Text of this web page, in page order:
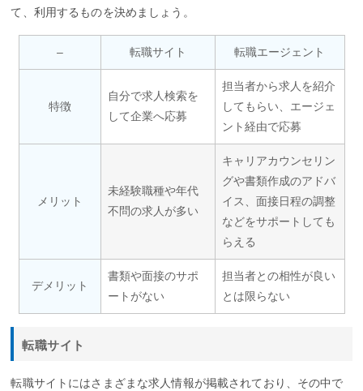
て、利用するものを決めましょう。
– 転職サイト 転職エージェント
特徴
自分で求人検索を
して企業へ応募
担当者から求人を紹介
してもらい、エージェ
ント経由で応募
メリット
未経験職種や年代
不問の求人が多い
キャリアカウンセリン
グや書類作成のアドバ
イス、面接日程の調整
などをサポートしても
らえる
デメリット
書類や面接のサポ
ートがない
担当者との相性が良い
とは限らない
転職サイト
転職サイトにはさまざまな求人情報が掲載されており、その中で